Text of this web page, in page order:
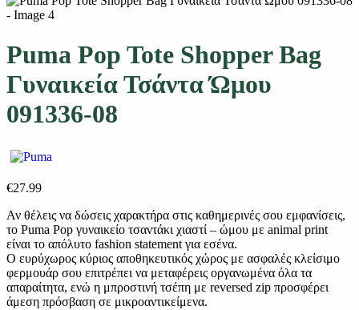
Puma Pop Tote Shopper Bag
Γυναικεία Τσάντα Ώμου
091336-08
€27.99
Αν θέλεις να δώσεις χαρακτήρα στις καθημερινές σου εμφανίσεις,
το Puma Pop γυναικείο τσαντάκι χιαστί – ώμου με animal print
είναι το απόλυτο fashion statement για εσένα.
Ο ευρύχωρος κύριος αποθηκευτικός χώρος με ασφαλές κλείσιμο
φερμουάρ σου επιτρέπει να μεταφέρεις οργανωμένα όλα τα
απαραίτητα, ενώ η μπροστινή τσέπη με reversed zip προσφέρει
άμεση πρόσβαση σε μικροαντικείμενα.